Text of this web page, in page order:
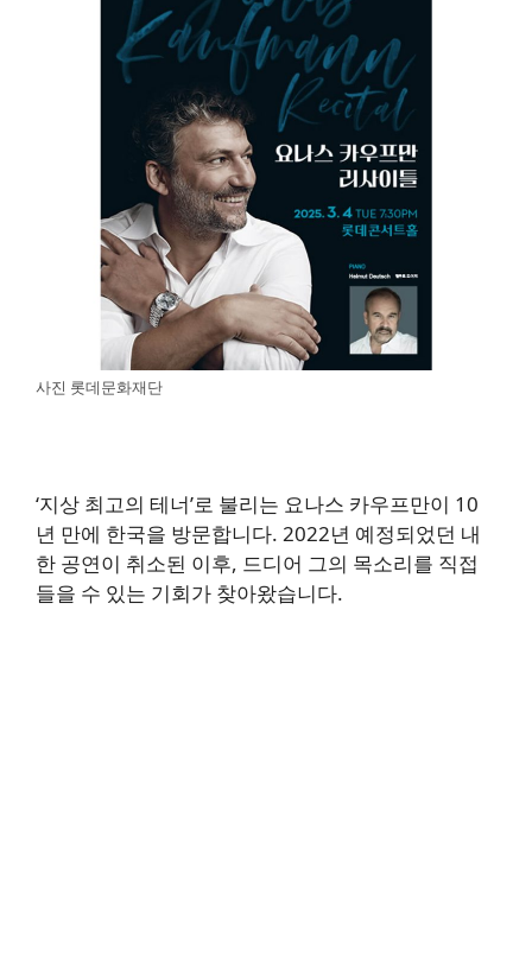
사진 롯데문화재단
‘지상 최고의 테너’로 불리는 요나스 카우프만이 10
년 만에 한국을 방문합니다. 2022년 예정되었던 내
한 공연이 취소된 이후, 드디어 그의 목소리를 직접
들을 수 있는 기회가 찾아왔습니다.